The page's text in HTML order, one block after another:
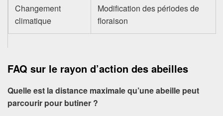
Changement
climatique
Modification des périodes de
floraison
FAQ sur le rayon d’action des abeilles
Quelle est la distance maximale qu’une abeille peut
parcourir pour butiner ?